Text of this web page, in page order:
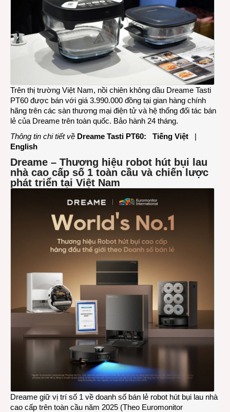
Trên thị trường Việt Nam, nồi chiên không dầu Dreame Tasti
PT60 được bán với giá 3.990.000 đồng tại gian hàng chính
hãng trên các sàn thương mại điện tử và hệ thống đối tác bán
lẻ của Dreame trên toàn quốc. Bảo hành 24 tháng.
Thông tin chi tiết về Dreame Tasti PT60: Tiếng Việt
|
English
Dreame – Thương hiệu robot hút bụi lau
nhà cao cấp số 1 toàn cầu và chiến lược
phát triển tại Việt Nam
Dreame giữ vị trí số 1 về doanh số bán lẻ robot hút bụi lau nhà
cao cấp trên toàn cầu năm 2025 (Theo Euromonitor